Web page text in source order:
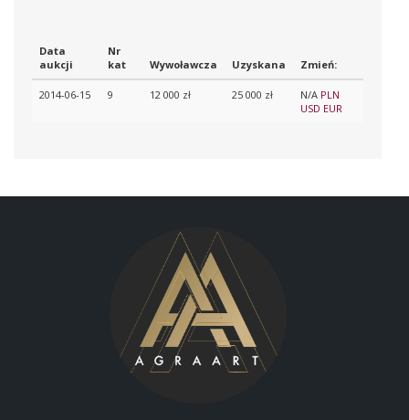
Data
aukcji
Nr
kat
Wywoławcza Uzyskana Zmień:
2014-06-15 9 12 000 zł 25 000 zł N/A PLN
USD EUR